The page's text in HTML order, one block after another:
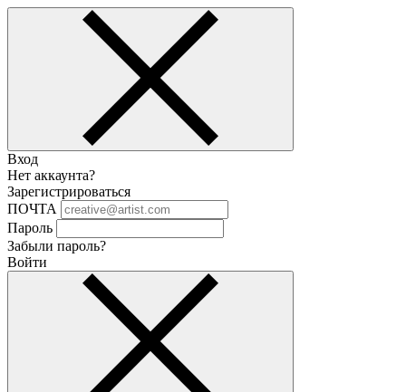
Вход
Нет аккаунта?
Зарегистрироваться
ПОЧТА
Пароль
Забыли пароль?
Войти